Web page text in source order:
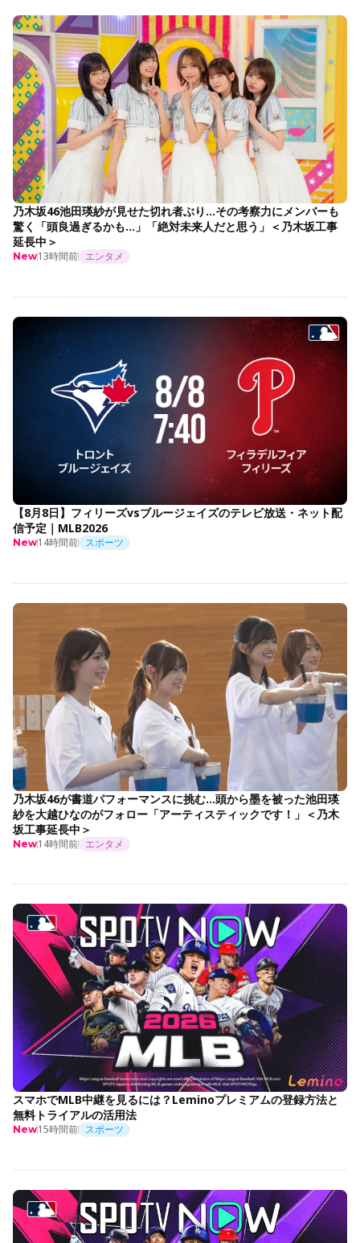
乃木坂46池田瑛紗が見せた切れ者ぶり…その考察力にメンバーも
驚く「頭良過ぎるかも…」「絶対未来人だと思う」＜乃木坂工事
延長中＞
New13時間前 エンタメ
【8月8日】フィリーズvsブルージェイズのテレビ放送・ネット配
信予定｜MLB2026
New14時間前 スポーツ
乃木坂46が書道パフォーマンスに挑む…頭から墨を被った池田瑛
紗を大越ひなのがフォロー「アーティスティックです！」＜乃木
坂工事延長中＞
New14時間前 エンタメ
スマホでMLB中継を見るには？Leminoプレミアムの登録方法と
無料トライアルの活用法
New15時間前 スポーツ